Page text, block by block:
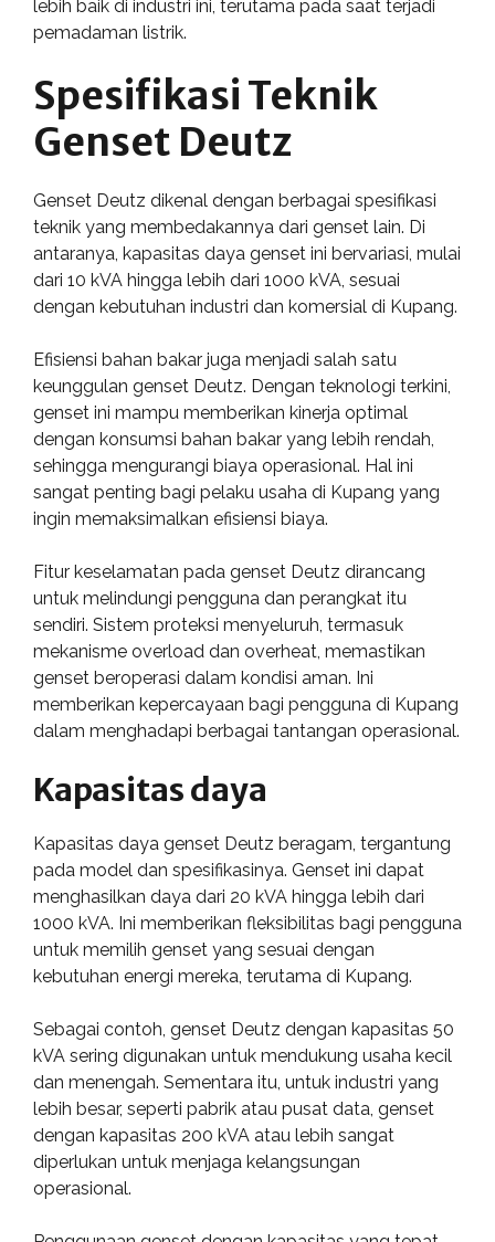
lebih baik di industri ini, terutama pada saat terjadi
pemadaman listrik.
Spesifikasi Teknik
Genset Deutz
Genset Deutz dikenal dengan berbagai spesifikasi
teknik yang membedakannya dari genset lain. Di
antaranya, kapasitas daya genset ini bervariasi, mulai
dari 10 kVA hingga lebih dari 1000 kVA, sesuai
dengan kebutuhan industri dan komersial di Kupang.
Efisiensi bahan bakar juga menjadi salah satu
keunggulan genset Deutz. Dengan teknologi terkini,
genset ini mampu memberikan kinerja optimal
dengan konsumsi bahan bakar yang lebih rendah,
sehingga mengurangi biaya operasional. Hal ini
sangat penting bagi pelaku usaha di Kupang yang
ingin memaksimalkan efisiensi biaya.
Fitur keselamatan pada genset Deutz dirancang
untuk melindungi pengguna dan perangkat itu
sendiri. Sistem proteksi menyeluruh, termasuk
mekanisme overload dan overheat, memastikan
genset beroperasi dalam kondisi aman. Ini
memberikan kepercayaan bagi pengguna di Kupang
dalam menghadapi berbagai tantangan operasional.
Kapasitas daya
Kapasitas daya genset Deutz beragam, tergantung
pada model dan spesifikasinya. Genset ini dapat
menghasilkan daya dari 20 kVA hingga lebih dari
1000 kVA. Ini memberikan fleksibilitas bagi pengguna
untuk memilih genset yang sesuai dengan
kebutuhan energi mereka, terutama di Kupang.
Sebagai contoh, genset Deutz dengan kapasitas 50
kVA sering digunakan untuk mendukung usaha kecil
dan menengah. Sementara itu, untuk industri yang
lebih besar, seperti pabrik atau pusat data, genset
dengan kapasitas 200 kVA atau lebih sangat
diperlukan untuk menjaga kelangsungan
operasional.